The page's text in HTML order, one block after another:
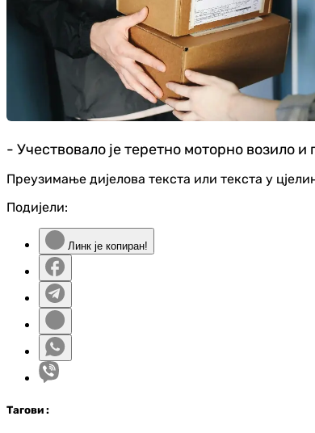
- Учествовало је теретно моторно возило и
Преузимање дијелова текста или текста у
Подијели:
Линк је копиран!
Тагови :